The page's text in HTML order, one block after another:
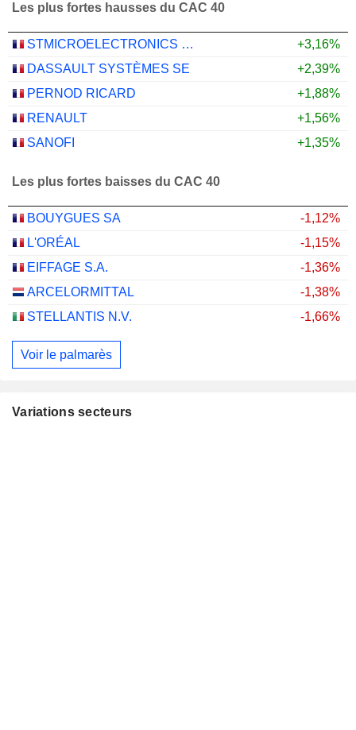
Les plus fortes hausses du CAC 40
STMICROELECTRONICS N.V.
+3,16%
DASSAULT SYSTÈMES SE
+2,39%
PERNOD RICARD
+1,88%
RENAULT
+1,56%
SANOFI
+1,35%
Les plus fortes baisses du CAC 40
BOUYGUES SA
-1,12%
L'ORÉAL
-1,15%
EIFFAGE S.A.
-1,36%
ARCELORMITTAL
-1,38%
STELLANTIS N.V.
-1,66%
Voir le palmarès
Variations secteurs